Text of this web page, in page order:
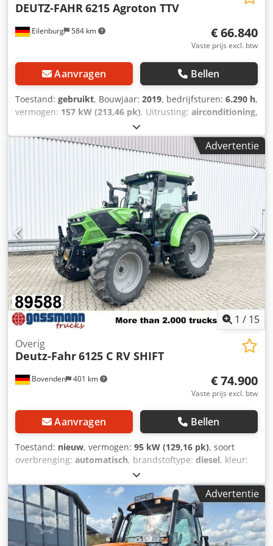
Eilenburg 584 km
DEUTZ-FAHR6215 Agroton TTV
€ 66.840
Vaste prijs excl. btw
Aanvragen Bellen
Toestand: gebruikt, Bouwjaar: 2019, bedrijfsturen: 6.290 h,
vermogen: 157 kW (213,46 pk), Uitrusting: airconditioning,
, Fouten en tussentijdse
verkoop voorbehouden! Interne nummer: 1435. LD10305 ---
-Het voertuig is niet gereinigd! Landelijke levering mogelijk
tegen meerprijs. Fouten en tussentijdse verkoop
voorbehouden. Wij nemen uw voertuig graag in ruil.
Financiering / leasing ook mogelijk zonder aanbetaling!
Heeft u nog vragen? Wij adviseren u graag! Crsdpfx Aiezbf
Advertentie
1 / 15
Bovenden 401 km
Overig
Deutz-Fahr6125 C RV SHIFT
€ 74.900
Vaste prijs excl. btw
Aanvragen Bellen
Toestand: nieuw, vermogen: 95 kW (129,16 pk), soort
overbrenging: automatisch, brandstoftype: diesel, kleur:
8.500 kg, leeggewicht:
maximaal laadgewicht:3.000 kg, asconfiguratie:4x4,
aantal zitplaatsen:
, volgende keuring (TÜV): 05/2026,
emissieklasse:Euro 5 , Bouwjaar:2024, bedrijfsturen: 45 h,
bestuurderscabine:overig, wielbasis:2.510 mm
, maximale
snelheid:
40 km/h, Uitrusting:ABS,
Advertentie